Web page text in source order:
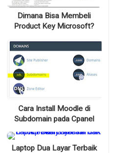
Dimana Bisa Membeli
Product Key Microsoft?
Cara Install Moodle di
Subdomain pada Cpanel
Laptop Dua Layar Terbaik